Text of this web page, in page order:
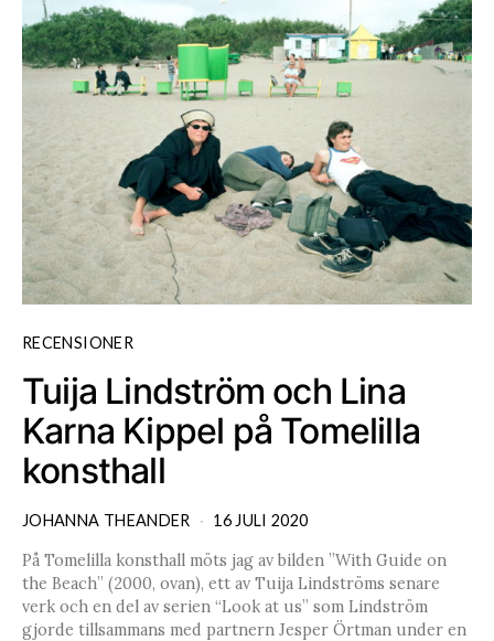
RECENSIONER
Tuija Lindström och Lina
Karna Kippel på Tomelilla
konsthall
JOHANNA THEANDER 16 JULI 2020
På Tomelilla konsthall möts jag av bilden ”With Guide on
the Beach” (2000, ovan), ett av Tuija Lindströms senare
verk och en del av serien “Look at us” som Lindström
gjorde tillsammans med partnern Jesper Örtman under en